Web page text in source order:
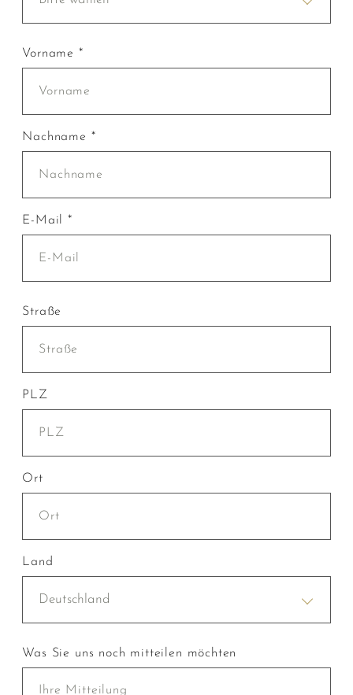
Vorname *
Nachname *
E-Mail *
Straße
PLZ
Ort
Land
Deutschland
Was Sie uns noch mitteilen möchten